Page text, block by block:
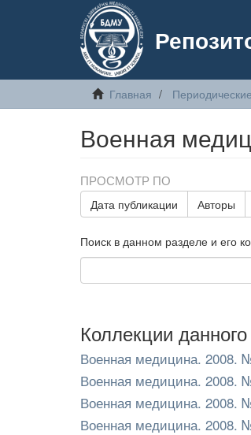
Главная
Военная
ПРОСМОТР ПО
Дата публикации Авторы
Поиск в данном разделе и его
Коллекции
Военная медицина. 2008.
Военная медицина. 2008.
Военная медицина. 2008.
Военная медицина. 2008.